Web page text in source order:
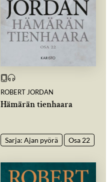
ROBERT JORDAN
Hämärän tienhaara
Sarja: Ajan pyörä Osa 22